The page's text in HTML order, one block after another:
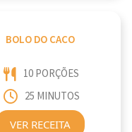
BOLO DO CACO
10 PORÇÕES
25 MINUTOS
VER RECEITA